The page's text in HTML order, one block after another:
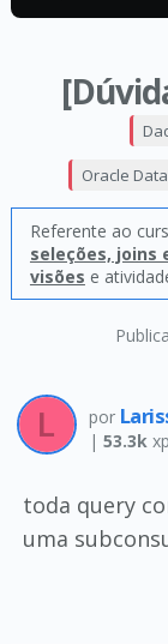
Oracle
Referente ao
seleções, joins
visões e
por
| 53.3k
toda query
uma